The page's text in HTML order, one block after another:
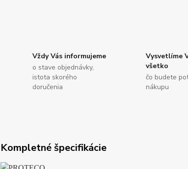
Vždy Vás informujeme
o stave objednávky,
istota skorého
doručenia
Vysvetlíme
všetko
čo budete
nákupu
Kompletné špecifikácie